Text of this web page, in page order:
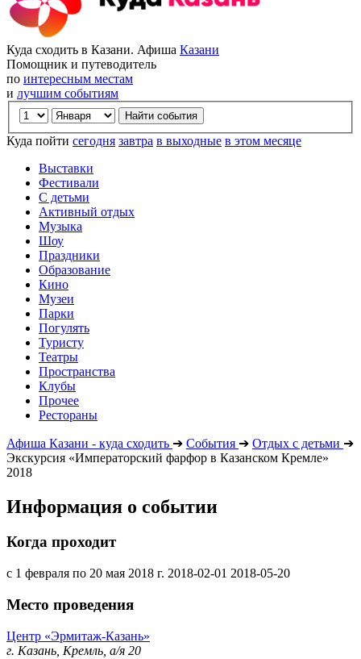
Куда сходить в Казани. Афиша Казани
Помощник и путеводитель
по интересным местам
и лучшим событиям
Куда пойти сегодня завтра в выходные в этом месяце
Выставки
Фестивали
С детьми
Активный отдых
Музыка
Шоу
Праздники
Образование
Кино
Музеи
Парки
Погулять
Туристу
Театры
Пространства
Клубы
Прочее
Рестораны
Афиша Казани - куда сходить ➔ События ➔ Отдых с детьми ➔
Экскурсия «Императорский фарфор в Казанском Кремле»
2018
Информация о событии
Когда проходит
с 1 февраля по 20 мая 2018 г. 2018-02-01 2018-05-20
Место проведения
Центр «Эрмитаж-Казань»
г. Казань, Кремль, а/я 20